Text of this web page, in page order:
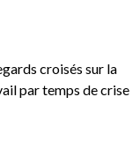
croisés sur la
par temps de crise